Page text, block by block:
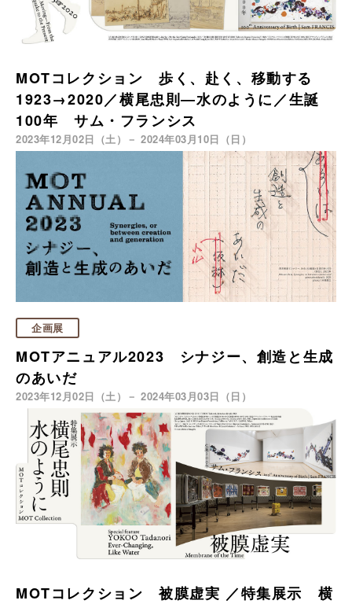
MOTコレクション 歩く、赴く、移動する
1923→2020／横尾忠則―水のように／生誕
100年 サム・フランシス
2023年12月02日（土）－ 2024年03月10日（日）
企画展
MOTアニュアル2023 シナジー、創造と生成
のあいだ
2023年12月02日（土）－ 2024年03月03日（日）
MOTコレクション 被膜虚実 ／特集展示 横